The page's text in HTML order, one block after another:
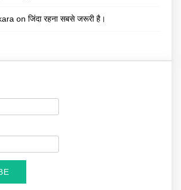
on जिंदा रहना सबसे जरूरी है।